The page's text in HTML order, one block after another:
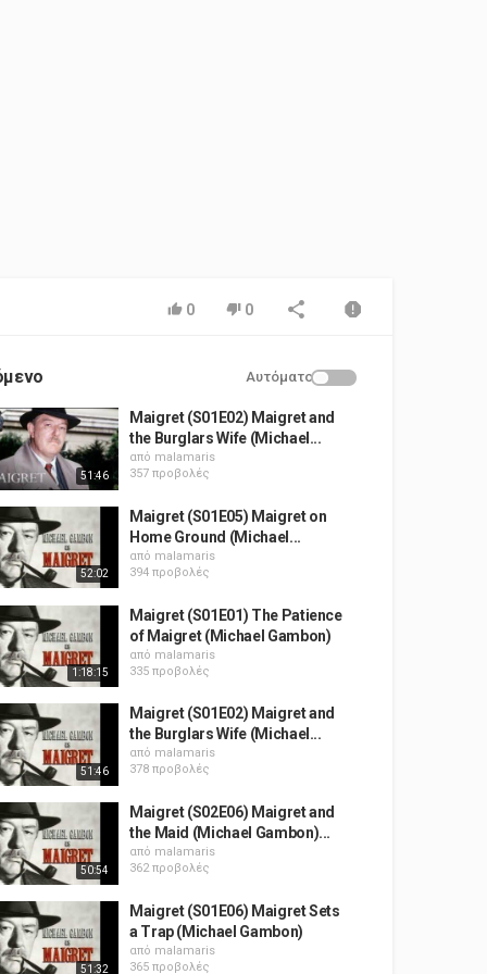
0 0
Αυτόματο
51:46
Maigret (S01E02) Maigret and
the Burglars Wife (Michael...
από malamaris
357 προβολές
52:02
Maigret (S01E05) Maigret on
Home Ground (Michael...
από malamaris
394 προβολές
1:18:15
Maigret (S01E01) The Patience
of Maigret (Michael Gambon)
από malamaris
335 προβολές
51:46
Maigret (S01E02) Maigret and
the Burglars Wife (Michael...
από malamaris
378 προβολές
50:54
Maigret (S02E06) Maigret and
the Maid (Michael Gambon)...
από malamaris
362 προβολές
51:32
Maigret (S01E06) Maigret Sets
a Trap (Michael Gambon)
από malamaris
365 προβολές